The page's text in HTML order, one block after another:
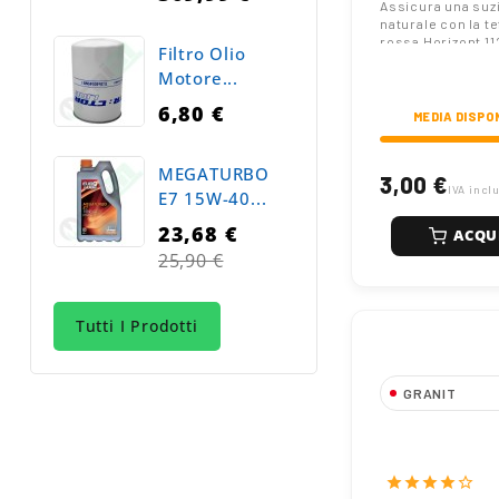
Filtro Olio
Motore...
6,80 €
MEGATURBO
E7 15W-40...
23,68 €
Prezzo
25,90 €
Tutti I Prodotti
Assicura una
naturale con la
rossa Horizont
Raim.MEDIA
3,00 €IVA
GRANIT
in Acciaio
starstarstarstarstar_border